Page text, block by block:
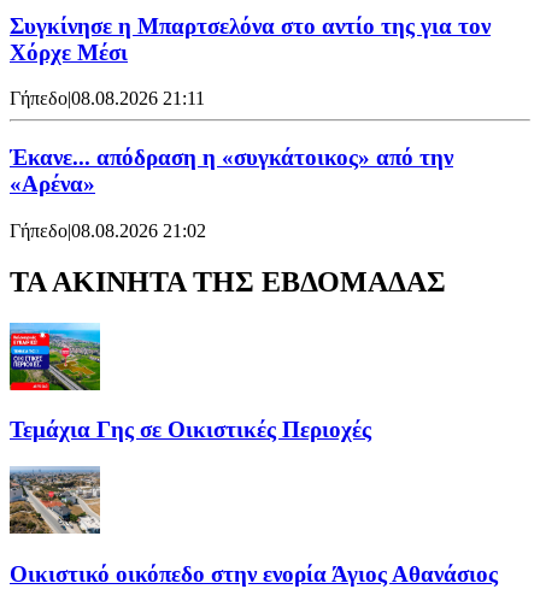
Συγκίνησε η Μπαρτσελόνα στο αντίο της για τον
Χόρχε Μέσι
Γήπεδο|08.08.2026 21:11
Έκανε... απόδραση η «συγκάτοικος» από την
«Αρένα»
Γήπεδο|08.08.2026 21:02
ΤΑ ΑΚΙΝΗΤΑ ΤΗΣ ΕΒΔΟΜΑΔΑΣ
Τεμάχια Γης σε Οικιστικές Περιοχές
Οικιστικό οικόπεδο στην ενορία Άγιος Αθανάσιος